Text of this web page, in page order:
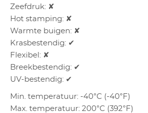
Zeefdruk: ✘
Hot stamping: ✘
Warmte buigen: ✘
Krasbestendig: ✔
Flexibel: ✘
Breekbestendig: ✔
UV-bestendig: ✔
Min. temperatuur: -40°C (-40°F)
Max. temperatuur: 200°C (392°F)